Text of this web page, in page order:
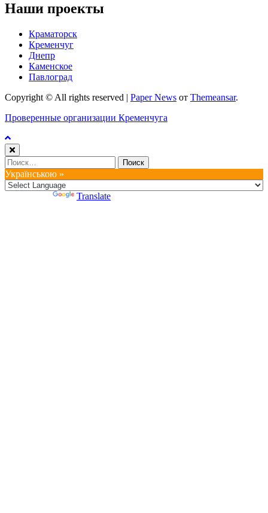
Наши проекты
Краматорск
Кременчуг
Днепр
Каменское
Павлоград
Copyright © All rights reserved | Paper News от Themeansar.
Проверенные организации Кременчуга
Найти:
Українською »
Translate